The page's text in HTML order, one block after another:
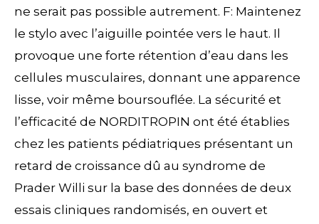
ne serait pas possible autrement. F: Maintenez
le stylo avec l’aiguille pointée vers le haut. Il
provoque une forte rétention d’eau dans les
cellules musculaires, donnant une apparence
lisse, voir même boursouflée. La sécurité et
l’efficacité de NORDITROPIN ont été établies
chez les patients pédiatriques présentant un
retard de croissance dû au syndrome de
Prader Willi sur la base des données de deux
essais cliniques randomisés, en ouvert et